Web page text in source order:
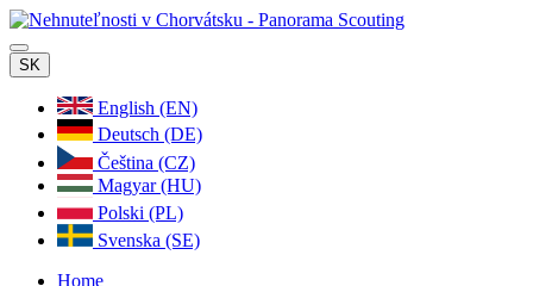
SK
English (EN)
Deutsch (DE)
Čeština (CZ)
Magyar (HU)
Polski (PL)
Svenska (SE)
Home